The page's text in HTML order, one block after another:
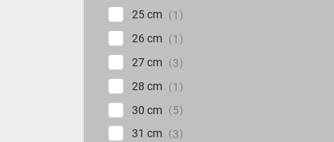
25 cm
1
26 cm
1
27 cm
3
28 cm
1
30 cm
5
31 cm
3